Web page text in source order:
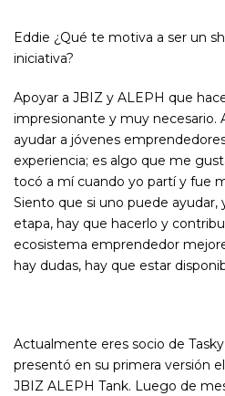
Eddie ¿Qué te motiva a ser un
iniciativa?
Apoyar a JBIZ y ALEPH que
impresionante y muy necesario.
ayudar a jóvenes
experiencia; es algo que me
tocó a mí cuando yo partí y fue
Siento que si uno puede ayudar,
etapa, hay que hacerlo y
ecosistema emprendedor
hay dudas, hay que estar
Actualmente eres socio de
presentó en su primera versión
JBIZ ALEPH Tank. Luego de